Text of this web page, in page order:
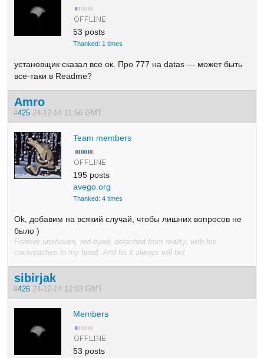
53 posts
Thanked: 1 times
установщик сказал все ок. Про 777 на datas — может быть
все-таки в Readme?
Amro
#425 24-12-14 11:56 GMT
Team members
195 posts
avego.org
Thanked: 4 times
Ok, добавим на всякий случай, чтобы лишних вопросов не
было )
Forever unshaven, red-eyed, detached from reality, with his
cockroaches in my head. And let it always will be!
sibirjak
#426 24-12-14 12:03 GMT
Members
53 posts